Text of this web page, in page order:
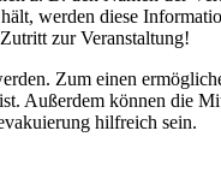
werden diese
zur Veranstaltung!
Zum einen
Außerdem können die
hilfreich sein.